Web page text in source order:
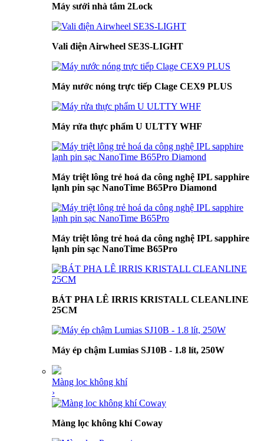
Máy sưởi nhà tắm 2Lock
Vali điện Airwheel SE3S-LIGHT
Máy nước nóng trực tiếp Clage CEX9 PLUS
Máy rửa thực phẩm U ULTTY WHF
Máy triệt lông trẻ hoá da công nghệ IPL sapphire
lạnh pin sạc NanoTime B65Pro Diamond
Máy triệt lông trẻ hoá da công nghệ IPL sapphire
lạnh pin sạc NanoTime B65Pro
BÁT PHA LÊ IRRIS KRISTALL CLEANLINE
25CM
Máy ép chậm Lumias SJ10B - 1.8 lít, 250W
Màng lọc không khí
›
Màng lọc không khí Coway